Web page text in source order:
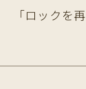
「ロックを